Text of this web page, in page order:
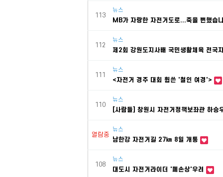
113
뉴스
MB가 자랑한 자전거도로...죽을 뻔했습
112
뉴스
제2회 강원도지사배 국민생활체육 전국
111
뉴스
<자전거 경주 대회 휩쓴 '철인 여경'>
110
뉴스
[사람들] 창원시 자전거정책보좌관 하승
열람중
뉴스
남한강 자전거길 27㎞ 8일 개통
108
뉴스
대도시 자전거라이더 '폐손상'우려